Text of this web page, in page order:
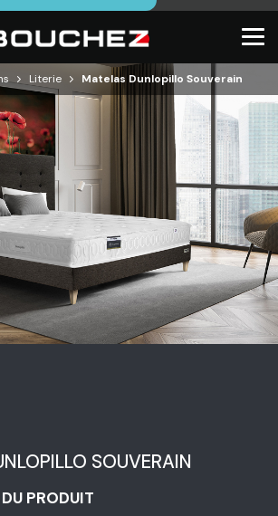
Literie Matelas Dunlopillo Souverain
SOUVERAIN
PRODUIT